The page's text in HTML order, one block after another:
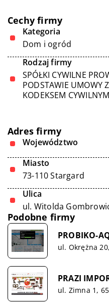
Cechy firmy
Kategoria
Dom i ogród
Rodzaj firmy
SPÓŁKI CYWILNE
PODSTAWIE UMOWY
KODEKSEM CYWILNYM
Adres firmy
Województwo
Miasto
73-110 Stargard
Ulica
ul. Witolda
Podobne firmy
PROBIKO-
ul. Okrężna
PRAZI
ul. Zimna 1,